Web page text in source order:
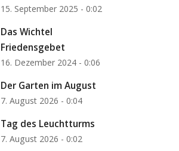
15. September 2025 - 0:02
Das Wichtel
Friedensgebet
16. Dezember 2024 - 0:06
Der Garten im August
7. August 2026 - 0:04
Tag des Leuchtturms
7. August 2026 - 0:02